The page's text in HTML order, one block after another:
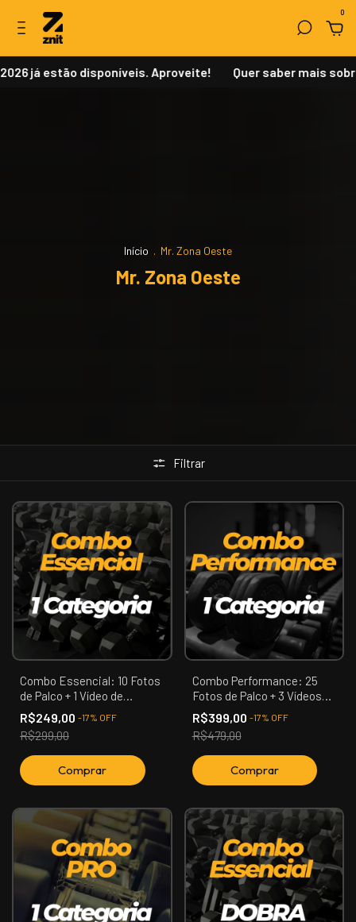
0
estão disponíveis. Aproveite! Quer saber mais sobre
Início . Mr. Zona Oeste
Mr. Zona Oeste
Filtrar
Combo Essencial: 10 Fotos
de Palco + 1 Vídeo de
Apresentação (01
Categoria)
R$249,00 -17% OFF
R$299,00
Combo Performance: 25
Fotos de Palco + 3 Vídeos
(Apresentação, Confronto,
Premiação) (01 Categoria)
R$399,00 -17% OFF
R$479,00